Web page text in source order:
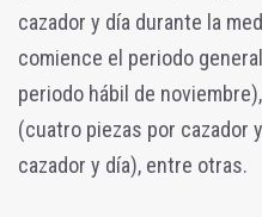
cazador y día durante la
comience el periodo
periodo hábil de
(cuatro piezas por cazador
cazador y día), entre otras.